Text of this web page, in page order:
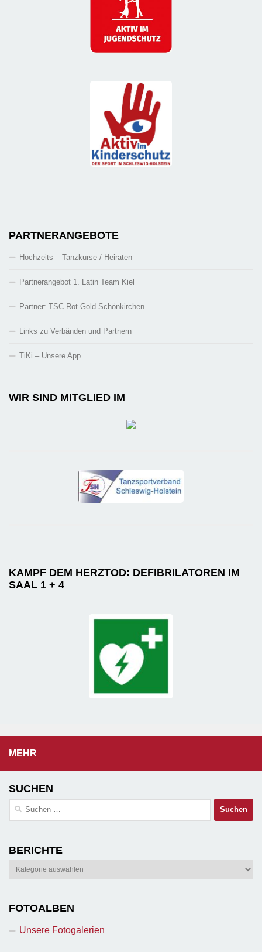
PARTNERANGEBOTE
Hochzeits – Tanzkurse / Heiraten
Partnerangebot 1. Latin Team Kiel
Partner: TSC Rot-Gold Schönkirchen
Links zu Verbänden und Partnern
TiKi – Unsere App
WIR SIND MITGLIED IM
KAMPF DEM HERZTOD: DEFIBRILATOREN IM
SAAL 1 + 4
MEHR
SUCHEN
Suchen
BERICHTE
Berichte
FOTOALBEN
Unsere Fotogalerien